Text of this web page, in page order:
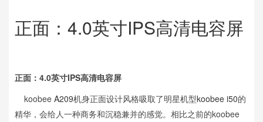
正面：4.0英寸IPS高清电容屏
正面：4.0英寸IPS高清电容屏
koobee A209机身正面设计风格吸取了明星机型koobee i50的
精华，会给人一种商务和沉稳兼并的感觉。相比之前的koobee